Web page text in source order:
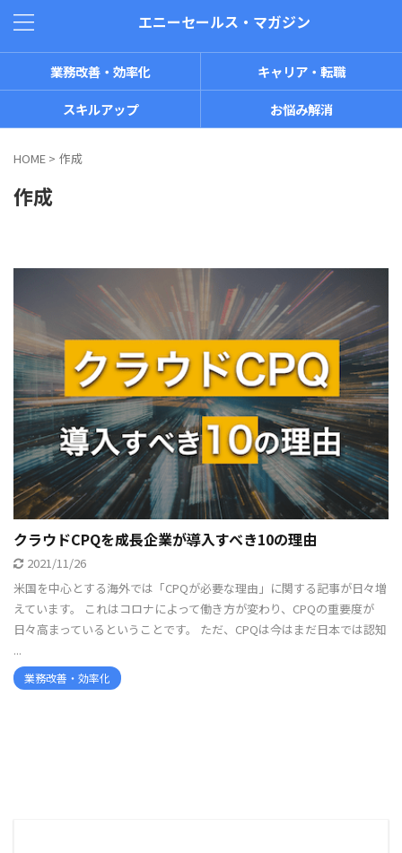
エニーセールス・マガジン
業務改善・効率化
キャリア・転職
スキルアップ
お悩み解消
HOME > 作成
作成
クラウドCPQを成長企業が導入すべき10の理由
2021/11/26
米国を中心とする海外では「CPQが必要な理由」に関する記事が日々増
えています。 これはコロナによって働き方が変わり、CPQの重要度が
日々高まっているということです。 ただ、CPQは今はまだ日本では認知
...
業務改善・効率化